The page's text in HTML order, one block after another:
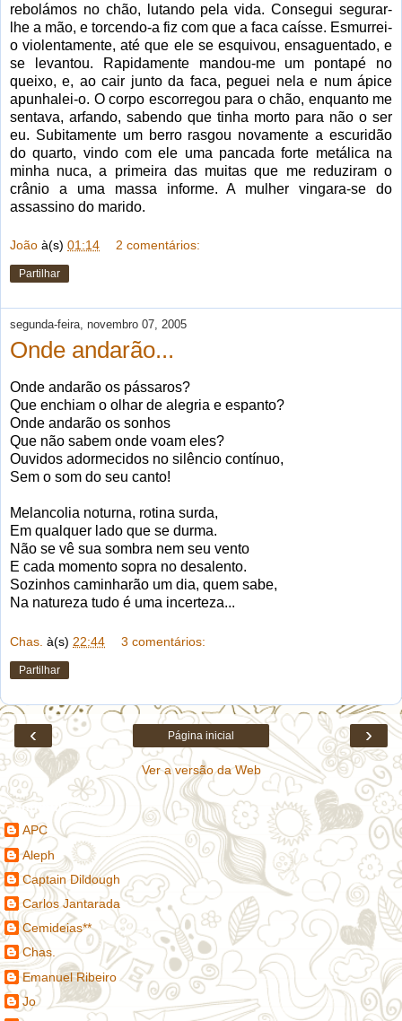
rebolámos no chão, lutando pela vida. Consegui segurar-
lhe a mão, e torcendo-a fiz com que a faca caísse. Esmurrei-
o violentamente, até que ele se esquivou, ensaguentado, e
se levantou. Rapidamente mandou-me um pontapé no
queixo, e, ao cair junto da faca, peguei nela e num ápice
apunhalei-o. O corpo escorregou para o chão, enquanto me
sentava, arfando, sabendo que tinha morto para não o ser
eu. Subitamente um berro rasgou novamente a escuridão
do quarto, vindo com ele uma pancada forte metálica na
minha nuca, a primeira das muitas que me reduziram o
crânio a uma massa informe. A mulher vingara-se do
assassino do marido.
João à(s) 01:14 2 comentários:
Partilhar
segunda-feira, novembro 07, 2005
Onde andarão...
Onde andarão os pássaros?
Que enchiam o olhar de alegria e espanto?
Onde andarão os sonhos
Que não sabem onde voam eles?
Ouvidos adormecidos no silêncio contínuo,
Sem o som do seu canto!
Melancolia noturna, rotina surda,
Em qualquer lado que se durma.
Não se vê sua sombra nem seu vento
E cada momento sopra no desalento.
Sozinhos caminharão um dia, quem sabe,
Na natureza tudo é uma incerteza...
Chas. à(s) 22:44 3 comentários:
Partilhar
‹ ›
Página inicial
Ver a versão da Web
Contribuidores
APC
Aleph
Captain Dildough
Carlos Jantarada
Cemideias**
Chas.
Emanuel Ribeiro
Jo